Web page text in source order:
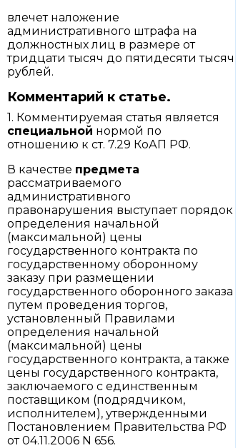
влечет наложение
административного штрафа на
должностных лиц в размере от
тридцати тысяч до пятидесяти тысяч
рублей.
Комментарий к статье.
1. Комментируемая статья является
специальной нормой по
отношению к ст. 7.29 КоАП РФ.
В качестве предмета
рассматриваемого
административного
правонарушения выступает порядок
определения начальной
(максимальной) цены
государственного контракта по
государственному оборонному
заказу при размещении
государственного оборонного заказа
путем проведения торгов,
установленный Правилами
определения начальной
(максимальной) цены
государственного контракта, а также
цены государственного контракта,
заключаемого с единственным
поставщиком (подрядчиком,
исполнителем), утвержденными
Постановлением Правительства РФ
от 04.11.2006 N 656.